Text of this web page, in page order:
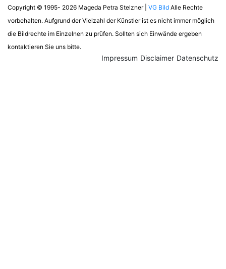
Copyright © 1995- 2026 Mageda Petra Stelzner | VG Bild Alle Rechte
vorbehalten. Aufgrund der Vielzahl der Künstler ist es nicht immer möglich
die Bildrechte im Einzelnen zu prüfen. Sollten sich Einwände ergeben
kontaktieren Sie uns bitte.
Datenschutz
Disclaimer
Impressum